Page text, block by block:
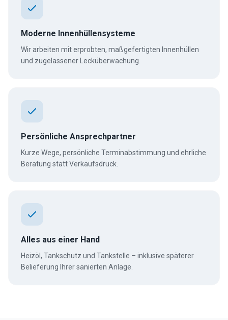
Moderne Innenhüllensysteme
Wir arbeiten mit erprobten, maßgefertigten Innenhüllen
und zugelassener Lecküberwachung.
Persönliche Ansprechpartner
Kurze Wege, persönliche Terminabstimmung und ehrliche
Beratung statt Verkaufsdruck.
Alles aus einer Hand
Heizöl, Tankschutz und Tankstelle – inklusive späterer
Belieferung Ihrer sanierten Anlage.